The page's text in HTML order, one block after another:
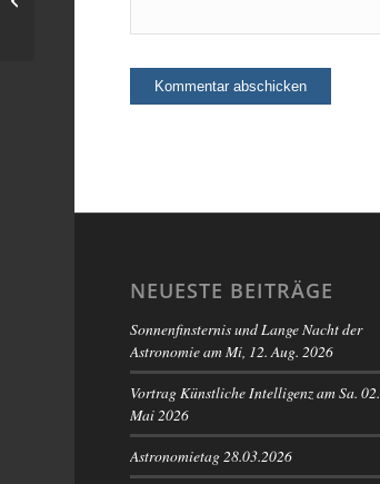
NEUESTE BEITRÄGE
Sonnenfinsternis und Lange Nacht der
Astronomie am Mi, 12. Aug. 2026
Vortrag Künstliche Intelligenz am Sa. 02.
Mai 2026
Astronomietag 28.03.2026